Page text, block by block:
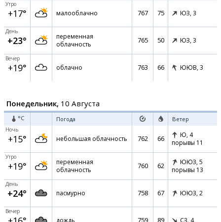
Утро
+17° малооблачно 767 75 ЮЗ, 3
День
+23°
переменная
облачность
765 50 ЮЗ, 3
Вечер
+19° облачно 763 66 ЮЮВ, 3
Понедельник, 10 Августа
°C Погода Ветер
Ночь
+15° небольшая облачность 762 66 Ю, 4
порывы 11
Утро
+19°
переменная
облачность
760 62 ЮЮЗ, 5
порывы 13
День
+24° пасмурно 758 67 ЮЮЗ, 2
Вечер
дождь 759 89 СЗ, 4